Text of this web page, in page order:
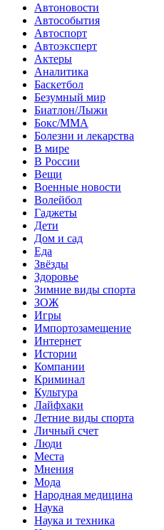
Автоновости
Автособытия
Автоспорт
Автоэксперт
Актеры
Аналитика
Баскетбол
Безумный мир
Биатлон/Лыжи
Бокс/MMA
Болезни и лекарства
В мире
В России
Вещи
Военные новости
Волейбол
Гаджеты
Дети
Дом и сад
Еда
Звёзды
Здоровье
Зимние виды спорта
ЗОЖ
Игры
Импортозамещение
Интернет
Истории
Компании
Криминал
Культура
Лайфхаки
Летние виды спорта
Личный счет
Люди
Места
Мнения
Мода
Народная медицина
Наука
Наука и техника